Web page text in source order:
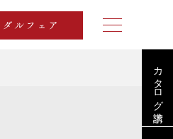
ブライダルフェア
カタログ請求